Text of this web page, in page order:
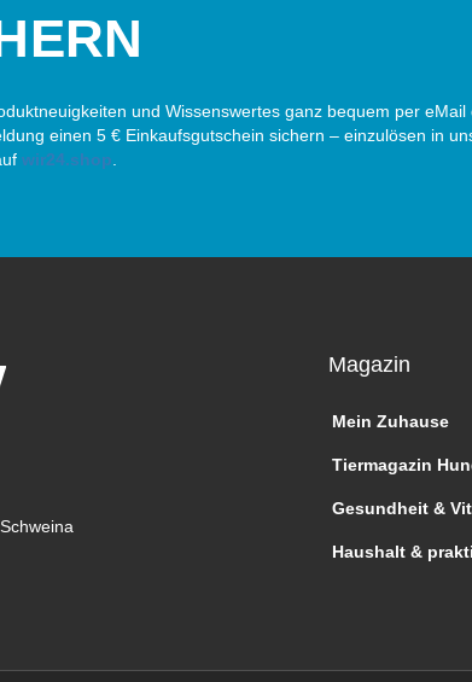
und Wissenswertes ganz bequem per eMail
einen 5 € Einkaufsgutschein sichern – einzulösen in
wir24.shop.
Magazin
Mein Zuhause
Tiermagazin
Gesundheit &
Haushalt &